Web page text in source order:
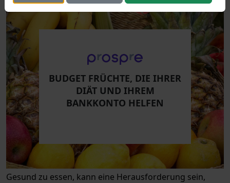
BUDGET FRÜCHTE, DIE IHRER
DIÄT UND IHREM
BANKKONTO HELFEN
Gesund zu essen, kann eine Herausforderung sein,